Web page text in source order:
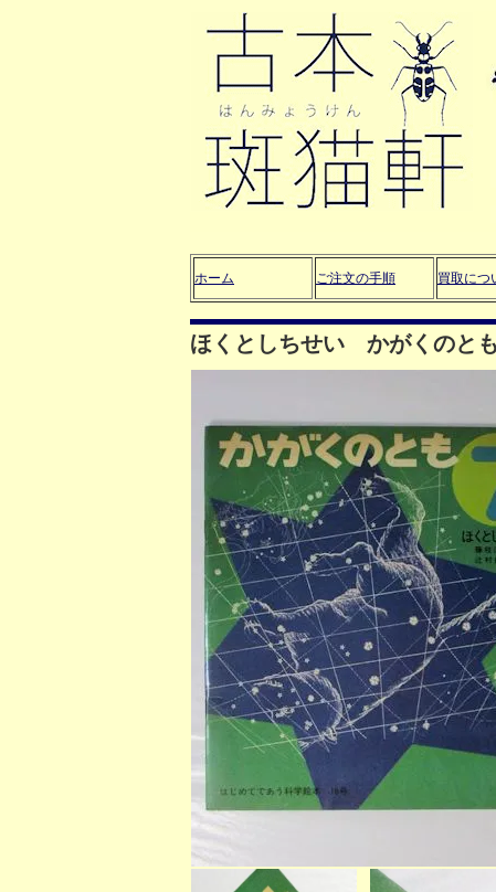
ホーム ご注文の手順 買取につ
ほくとしちせい かがくの